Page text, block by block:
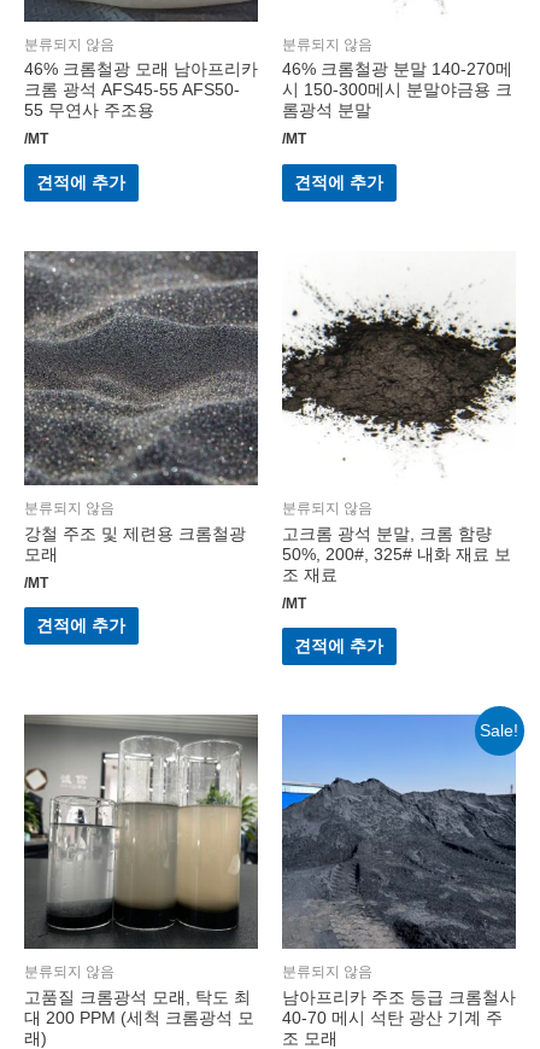
분류되지 않음
46% 크롬철광 모래 남아프리카
크롬 광석 AFS45-55 AFS50-
55 무연사 주조용
/MT
견적에 추가
분류되지 않음
46% 크롬철광 분말 140-270메
시 150-300메시 분말야금용 크
롬광석 분말
/MT
견적에 추가
분류되지 않음
강철 주조 및 제련용 크롬철광
모래
/MT
견적에 추가
분류되지 않음
고크롬 광석 분말, 크롬 함량
50%, 200#, 325# 내화 재료 보
조 재료
/MT
견적에 추가
분류되지 않음
고품질 크롬광석 모래, 탁도 최
대 200 PPM (세척 크롬광석 모
래)
Sale!
분류되지 않음
남아프리카 주조 등급 크롬철사
40-70 메시 석탄 광산 기계 주
조 모래